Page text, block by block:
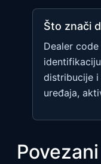
Što znači
Dealer code
distribucije
uređaja,